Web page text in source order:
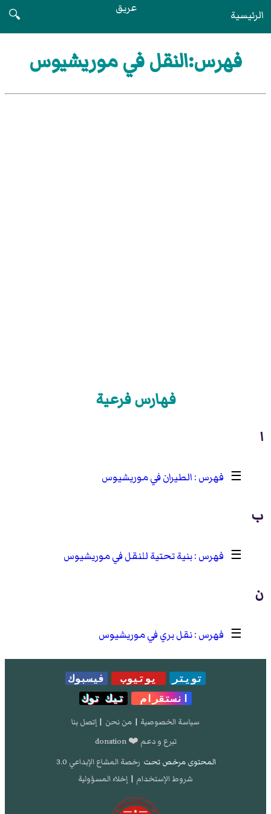
الرئيسية عريق
🔍
فهرس:النقل في موريشيوس
فهارس فرعية
ا
☰ الطيران في موريشيوس
ب
☰ بنية تحتية للنقل في موريشيوس
ن
☰ نقل بري في موريشيوس
تويتر يوتيوب
فيسبوك
انستقرام
تيك توك
سياسة الخصوصية | من نحن | إتصل بنا
تبرع و دعم ❤️ donation
المحتوى مرخص تحت رخصة المشاع الإبداعي 3.0
شروط الإستخدام | إخلاء المسؤولية